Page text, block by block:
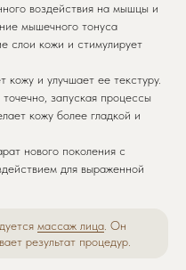
воздействия на мышцы и
мышечного тонуса
слои кожи и стимулирует
кожу и улучшает ее текстуру.
точечно, запуская процессы
кожу более гладкой и
нового поколения с
для выраженной
массаж лица. Он
результат процедур.